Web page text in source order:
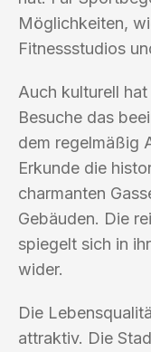
Möglichkeiten,
Fitnessstudios
Auch kulturell
Besuche das
dem regelmäßig
Erkunde die
charmanten
Gebäuden. Die
spiegelt sich in
wider.
Die
attraktiv. Die